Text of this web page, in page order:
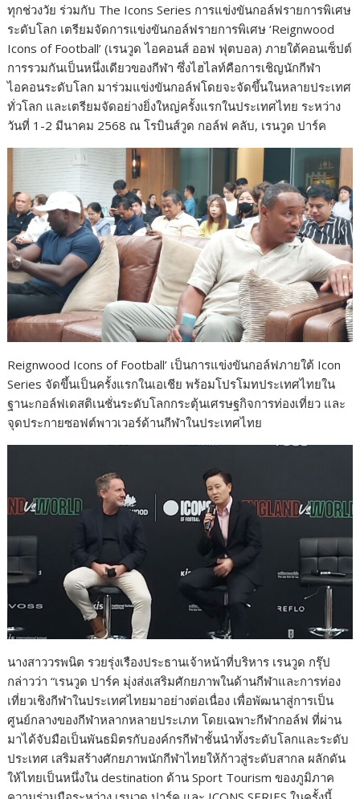
ทุกช่วงวัย ร่วมกับ The Icons Series การแข่งขันกอล์ฟรายการพิเศษ
ระดับโลก เตรียมจัดการแข่งขันกอล์ฟรายการพิเศษ ‘Reignwood
Icons of Football’ (เรนวูด ไอคอนส์ ออฟ ฟุตบอล) ภายใต้คอนเซ็ปต์
การรวมกันเป็นหนึ่งเดียวของกีฬา ซึ่งไฮไลท์คือการเชิญนักกีฬา
ไอคอนระดับโลก มาร่วมแข่งขันกอล์ฟโดยจะจัดขึ้นในหลายประเทศ
ทั่วโลก และเตรียมจัดอย่างยิ่งใหญ่ครั้งแรกในประเทศไทย ระหว่าง
วันที่ 1-2 มีนาคม 2568 ณ โรบินส์วูด กอล์ฟ คลับ, เรนวูด ปาร์ค
Reignwood Icons of Football’ เป็นการแข่งขันกอล์ฟภายใต้ Icon
Series จัดขึ้นเป็นครั้งแรกในเอเชีย พร้อมโปรโมทประเทศไทยใน
ฐานะกอล์ฟเดสติเนชั่นระดับโลกกระตุ้นเศรษฐกิจการท่องเที่ยว และ
จุดประกายซอฟต์พาวเวอร์ด้านกีฬาในประเทศไทย
นางสาววรพนิต รวยรุ่งเรืองประธานเจ้าหน้าที่บริหาร เรนวูด กรุ๊ป
กล่าวว่า “เรนวูด ปาร์ค มุ่งส่งเสริมศักยภาพในด้านกีฬาและการท่อง
เที่ยวเชิงกีฬาในประเทศไทยมาอย่างต่อเนื่อง เพื่อพัฒนาสู่การเป็น
ศูนย์กลางของกีฬาหลากหลายประเภท โดยเฉพาะกีฬากอล์ฟ ที่ผ่าน
มาได้จับมือเป็นพันธมิตรกับองค์กรกีฬาชั้นนำทั้งระดับโลกและระดับ
ประเทศ เสริมสร้างศักย​ภาพนักกีฬาไทยให้ก้าวสู่ระดับสากล ผลักดัน
ให้ไทยเป็นหนึ่งใน destination ด้าน Sport Tourism ของภูมิภาค